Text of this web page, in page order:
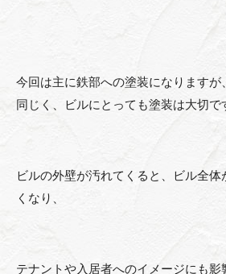
今回は主に鉄部への塗装になりますが
同じく、ビルにとっても塗装は大切で
ビルの外壁が汚れてくると、ビル全
くなり、
テナントや入居者へのイメージにも影